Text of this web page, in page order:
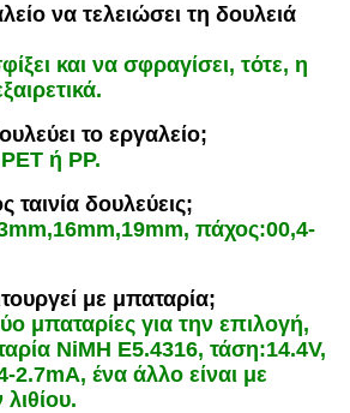
να τελειώσει τη δουλειά
και να σφραγίσει, τότε, η
το εργαλείο;
ή PP.
ταινία δουλεύεις;
πάχος:00,4-
με μπαταρία;
μπαταρίες για την επιλογή,
NiMH E5.4316, τάση:14.4V,
2.7mA, ένα άλλο είναι με